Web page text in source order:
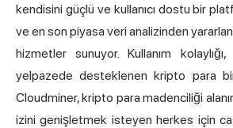
kendisini güçlü ve kullanıcı dostu bir
ve en son piyasa veri analizinden
hizmetler sunuyor. Kullanım
yelpazede desteklenen kripto para
Cloudminer, kripto para madenciliği
izini genişletmek isteyen herkes için